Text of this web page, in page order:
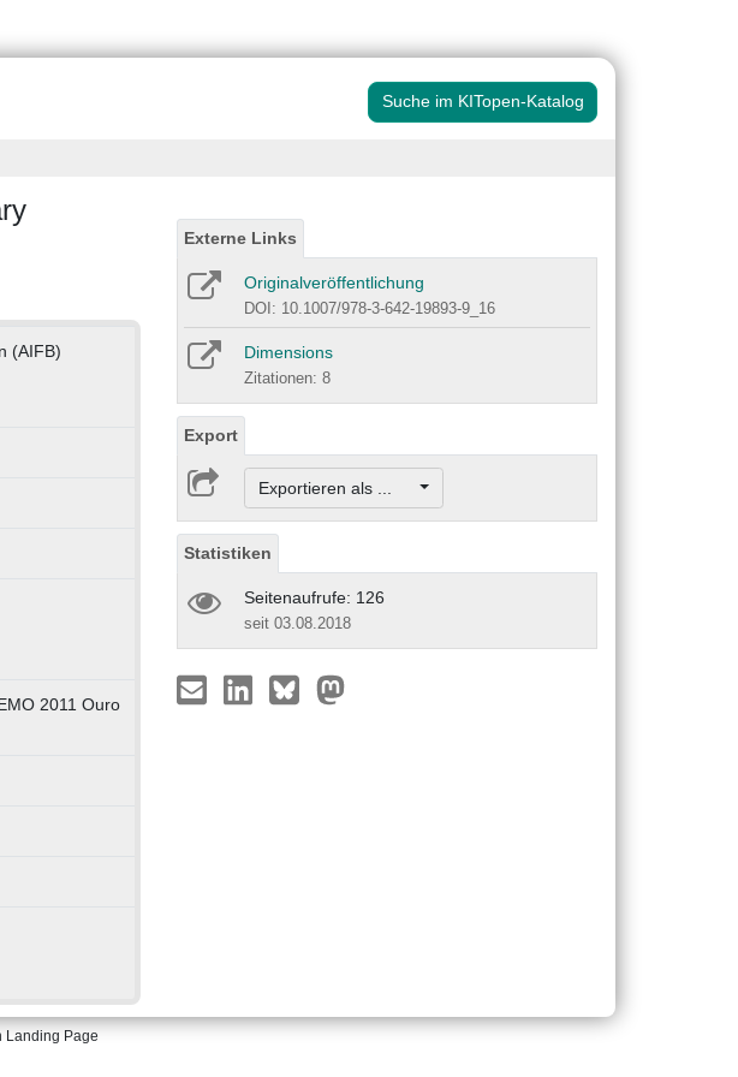
Suche im KITopen-Katalog
(AIFB)
2011 Ouro
Externe Links
Originalveröffentlichung
DOI: 10.1007/978-3-642-19893-9_16
Dimensions
Zitationen: 8
Export
Exportieren als ...
Statistiken
Seitenaufrufe: 126
seit 03.08.2018
Landing Page